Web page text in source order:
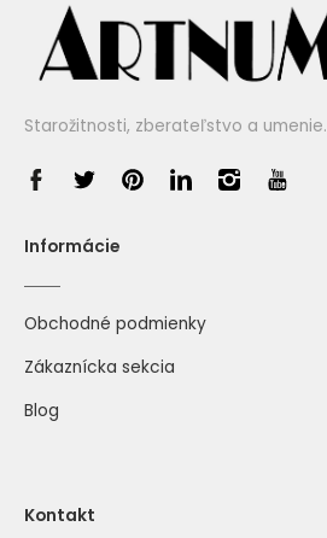
Starožitnosti, zberateľstvo a umenie.
Informácie
Obchodné podmienky
Zákaznícka sekcia
Blog
Kontakt